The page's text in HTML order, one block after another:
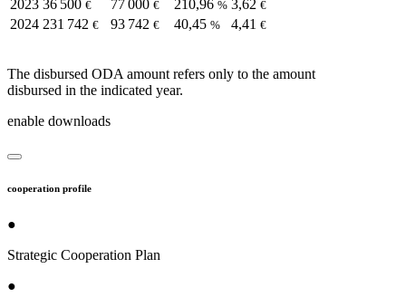
2023 36 500 € 77 000 € 210,96 % 3,62 €
2024 231 742 € 93 742 € 40,45 % 4,41 €
The disbursed ODA amount refers only to the amount
disbursed in the indicated year.
enable downloads
cooperation profile
●
Strategic Cooperation Plan
●